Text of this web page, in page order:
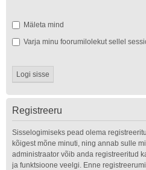
Mäleta mind
Varja minu foorumilolekut sellel
Registreeru
Sisselogimiseks pead olema
kõigest mõne minuti, ning annab sulle
administraator võib anda registreeritud
ja funktsioone veelgi. Enne